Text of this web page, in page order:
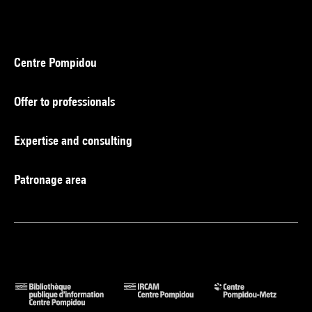
Centre Pompidou
Offer to professionals
Expertise and consulting
Patronage area